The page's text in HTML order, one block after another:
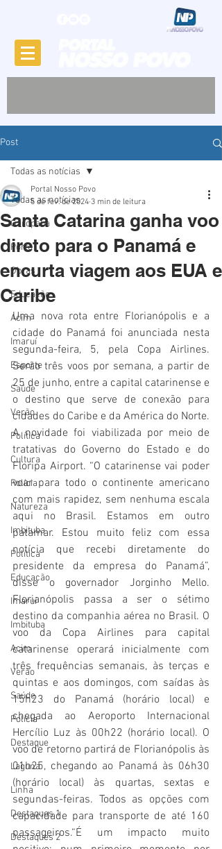
Post
Todas as notícias
Garopaba
Porto
Obras
Educação
Acim
Imaruí
Esporte
Saúde
Verão
Política
Cultura
Polícia
Natureza
Imbituba
Política
Educação
Imaruí
Imbituba
Acim
Verão
Saúde
Polícia
Destaque
Laguna
Linha
Destaques 1
Destaques 2
Todas as notícias
Santa Catarina ganha voo
direto para o Panamá e
encurta viagem aos EUA e
Caribe
Portal Nosso Povo
5 de fev. de 2024 3 min de leitura
Uma nova rota entre Florianópolis e a
cidade do Panamá foi anunciada nesta
segunda-feira, 5, pela Copa Airlines.
Serão três voos por semana, a partir de
25 de junho, entre a capital catarinense e
o destino que serve de conexão para
cidades do Caribe e da América do Norte.
A novidade foi viabilizada por meio de
tratativas do Governo do Estado e do
Floripa Airport. “O catarinense vai poder
voar para todo o continente americano
com mais rapidez, sem nenhuma escala
aqui no Brasil. Estamos em outro
patamar. Estou muito feliz com essa
notícia que recebi diretamente do
presidente da empresa do Panamá”,
disse o governador Jorginho Mello.
Florianópolis passa a ser o sétimo
destino da companhia aérea no Brasil. O
voo da Copa Airlines para capital
catarinense operará inicialmente com
três frequências semanais, às terças e
quintas e aos domingos, com saídas às
15h23 do Panamá (horário local) e
chegada ao Aeroporto Internacional
Hercílio Luz às 00h22 (horário local). O
voo de retorno partirá de Florianópolis às
01h25, chegando ao Panamá às 06h30
(horário local) às quartas, sextas e
segundas-feiras. Todos as opções com
capacidade para transporte de até 160
passageiros.“É um impacto muito